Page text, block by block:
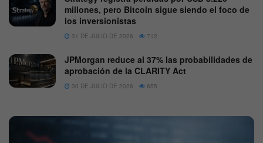
millones, pero Bitcoin sigue siendo el foco de
los inversionistas
31 DE JULIO DE 2026 712
JPMorgan reduce al 37% las probabilidades de
aprobación de la CLARITY Act
30 DE JULIO DE 2026 655